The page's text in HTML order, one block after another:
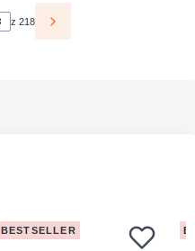
z 218
BESTSELLER